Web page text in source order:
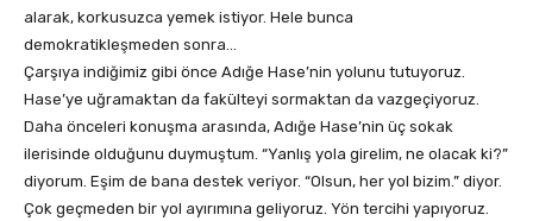
alarak, korkusuzca yemek istiyor. Hele bunca
demokratikleşmeden sonra…
Çarşıya indiğimiz gibi önce Adığe Hase’nin yolunu tutuyoruz.
Hase’ye uğramaktan da fakülteyi sormaktan da vazgeçiyoruz.
Daha önceleri konuşma arasında, Adığe Hase’nin üç sokak
ilerisinde olduğunu duymuştum. “Yanlış yola girelim, ne olacak ki?”
diyorum. Eşim de bana destek veriyor. “Olsun, her yol bizim.” diyor.
Çok geçmeden bir yol ayırımına geliyoruz. Yön tercihi yapıyoruz.